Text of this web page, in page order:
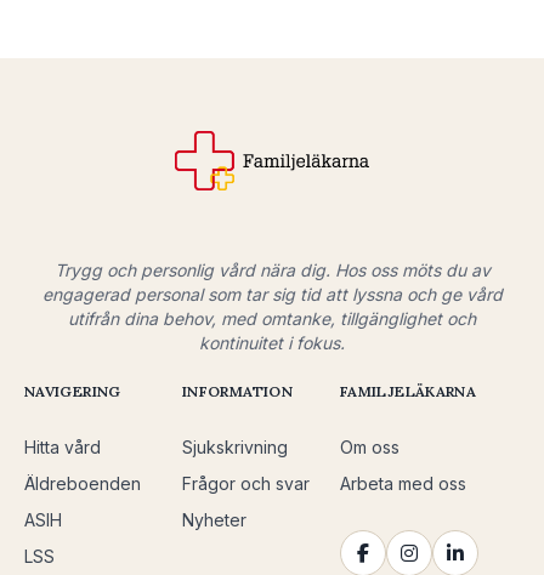
Trygg och personlig vård nära dig. Hos oss möts du av
engagerad personal som tar sig tid att lyssna och ge vård
utifrån dina behov, med omtanke, tillgänglighet och
kontinuitet i fokus.
NAVIGERING
Hitta vård
Äldreboenden
ASIH
LSS
INFORMATION
Sjukskrivning
Frågor och svar
Nyheter
FAMILJELÄKARNA
Om oss
Arbeta med oss